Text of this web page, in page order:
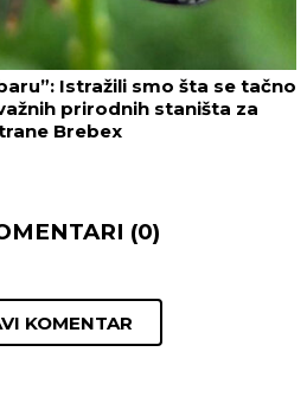
Istražili smo šta se tačno
prirodnih staništa za
Brebex
(0)
KOMENTAR